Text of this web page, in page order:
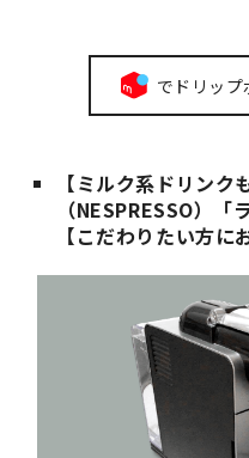
でドリッ
【ミルク系ドリンク
（NESPRESSO）「
【こだわりたい方に